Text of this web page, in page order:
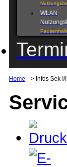
WLAN
Home --> Infos Sek I/II